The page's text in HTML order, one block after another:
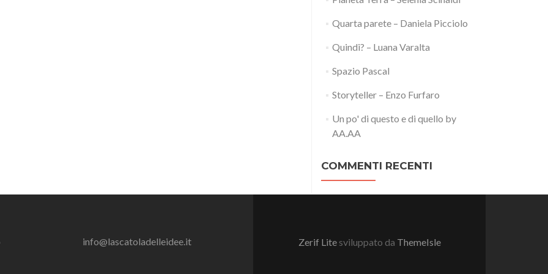
Quarta parete – Daniela Picciolo
Quindi? – Luana Varalta
Spazio Pascal
Storyteller – Enzo Furfaro
Un po' di questo e di quello by
AA.AA
COMMENTI RECENTI
info@lascatoladelleidee.it Zerif Lite sviluppato da ThemeIsle